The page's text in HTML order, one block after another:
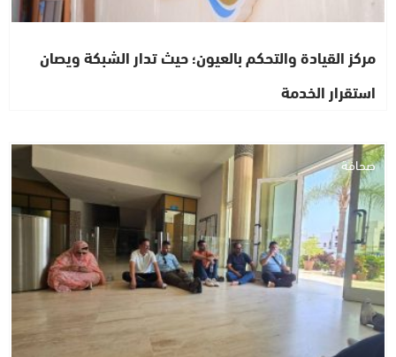
مركز القيادة والتحكم بالعيون؛ حيث تدار الشبكة ويصان
استقرار الخدمة
صحافة